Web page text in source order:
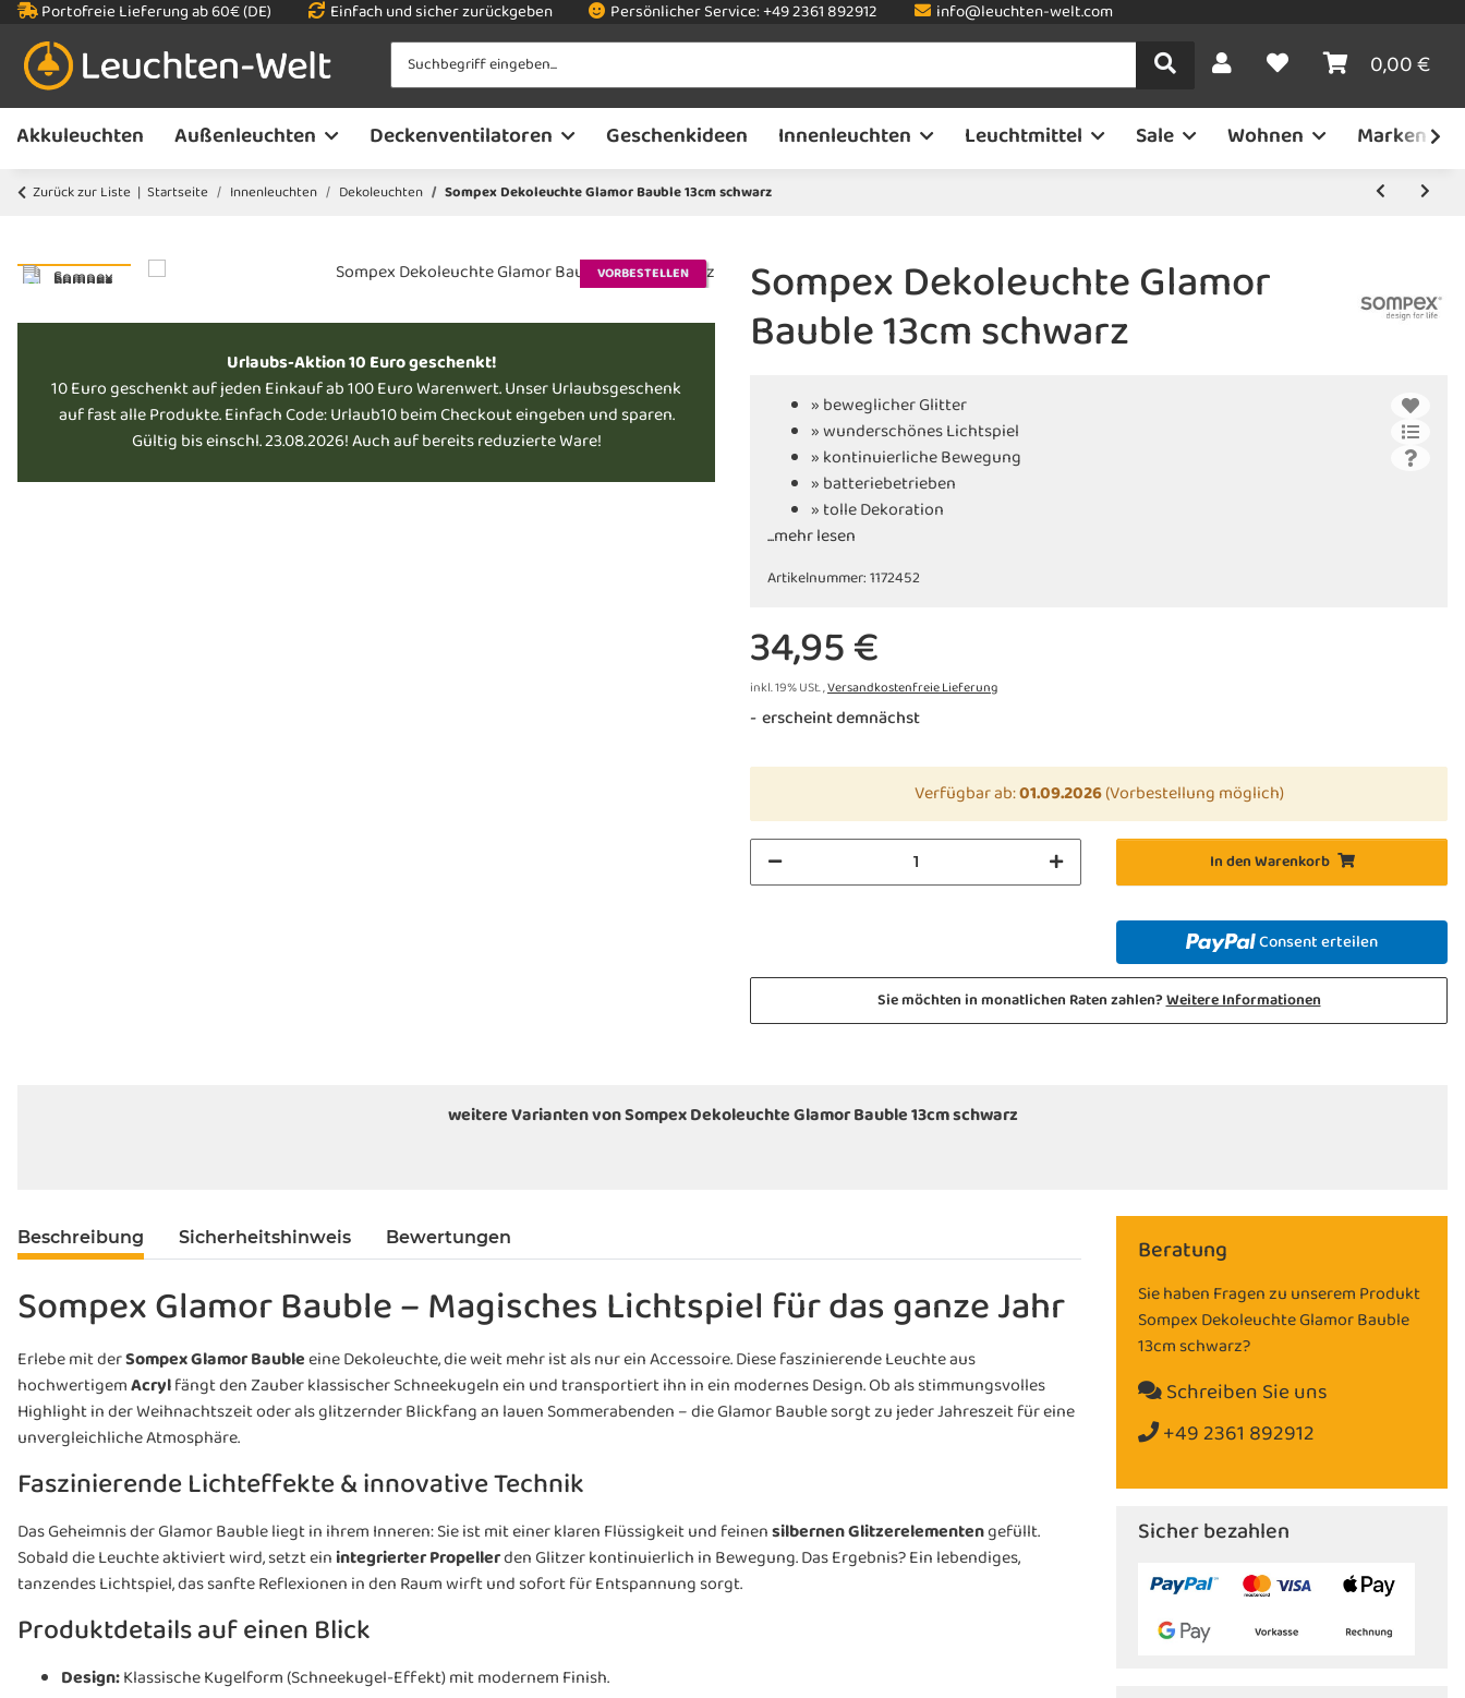
Portofreie Lieferung ab 60€ (DE) Einfach und sicher zurückgeben Persönlicher Service:+49 2361 892912 info@leuchten-welt.com
0,00 €
Akkuleuchten Außenleuchten Deckenventilatoren Geschenkideen Innenleuchten Leuchtmittel Sale Wohnen Marken
Zurück zur Liste Startseite Innenleuchten Dekoleuchten Sompex Dekoleuchte Glamor Bauble 13cm schwarz
VORBESTELLEN
Urlaubs-Aktion 10 Euro geschenkt!
10 Euro geschenkt auf jeden Einkauf ab 100 Euro Warenwert. Unser Urlaubsgeschenk
auf fast alle Produkte. Einfach Code: Urlaub10 beim Checkout eingeben und sparen.
Gültig bis einschl. 23.08.2026! Auch auf bereits reduzierte Ware!
Sompex Dekoleuchte Glamor
Bauble 13cm schwarz
» beweglicher Glitter
» wunderschönes Lichtspiel
» kontinuierliche Bewegung
» batteriebetrieben
» tolle Dekoration
...mehr lesen
Artikelnummer:1172452
34,95 €
inkl. 19% USt. ,Versandkostenfreie Lieferung
erscheint demnächst
Verfügbar ab:01.09.2026(Vorbestellung möglich)
In den Warenkorb
Consent erteilen
Sie möchten in monatlichen Raten zahlen?Weitere Informationen
weitere Varianten von Sompex Dekoleuchte Glamor Bauble 13cm schwarz
Beschreibung Sicherheitshinweis Bewertungen
Sompex Glamor Bauble – Magisches Lichtspiel für das ganze Jahr
Erlebe mit derSompex Glamor Baubleeine Dekoleuchte, die weit mehr ist als nur ein Accessoire. Diese faszinierende Leuchte aus
hochwertigemAcrylfängt den Zauber klassischer Schneekugeln ein und transportiert ihn in ein modernes Design. Ob als stimmungsvolles
Highlight in der Weihnachtszeit oder als glitzernder Blickfang an lauen Sommerabenden – die Glamor Bauble sorgt zu jeder Jahreszeit für eine
unvergleichliche Atmosphäre.
Faszinierende Lichteffekte & innovative Technik
Das Geheimnis der Glamor Bauble liegt in ihrem Inneren: Sie ist mit einer klaren Flüssigkeit und feinensilbernen Glitzerelementengefüllt.
Sobald die Leuchte aktiviert wird, setzt einintegrierter Propellerden Glitzer kontinuierlich in Bewegung. Das Ergebnis? Ein lebendiges,
tanzendes Lichtspiel, das sanfte Reflexionen in den Raum wirft und sofort für Entspannung sorgt.
Produktdetails auf einen Blick
Design:Klassische Kugelform (Schneekugel-Effekt) mit modernem Finish.
Beratung
Sie haben Fragen zu unserem Produkt
Sompex Dekoleuchte Glamor Bauble
13cm schwarz?
Schreiben Sie uns
+49 2361 892912
Sicher bezahlen